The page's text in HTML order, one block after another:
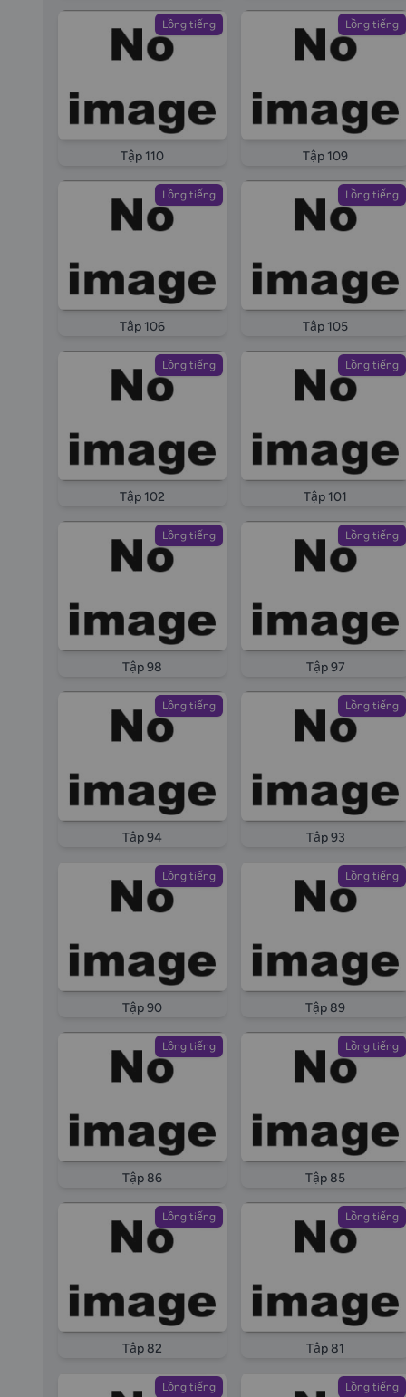
Lồng tiếng
Tập 110
Lồng tiếng
Tập 109
Lồng tiếng
Tập 106
Lồng tiếng
Tập 105
Lồng tiếng
Tập 102
Lồng tiếng
Tập 101
Lồng tiếng
Tập 98
Lồng tiếng
Tập 97
Lồng tiếng
Tập 94
Lồng tiếng
Tập 93
Lồng tiếng
Tập 90
Lồng tiếng
Tập 89
Lồng tiếng
Tập 86
Lồng tiếng
Tập 85
Lồng tiếng
Tập 82
Lồng tiếng
Tập 81
Lồng tiếng Lồng tiếng